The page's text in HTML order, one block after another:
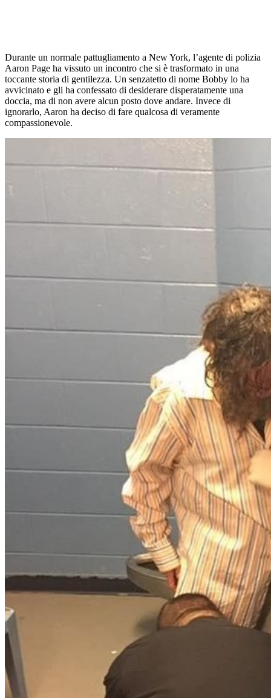
Durante un normale pattugliamento a New York, l’agente di polizia
Aaron Page ha vissuto un incontro che si è trasformato in una
toccante storia di gentilezza. Un senzatetto di nome Bobby lo ha
avvicinato e gli ha confessato di desiderare disperatamente una
doccia, ma di non avere alcun posto dove andare. Invece di
ignorarlo, Aaron ha deciso di fare qualcosa di veramente
compassionevole.